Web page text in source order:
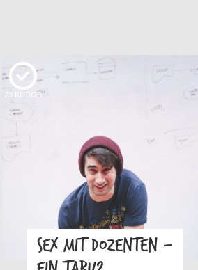
23 KUDOS
SEX MIT DOZENTEN –